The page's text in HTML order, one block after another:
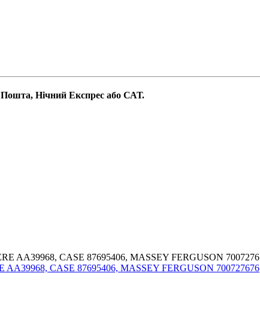
Пошта, Нічний Експрес або САТ.
CASE 87695406, MASSEY FERGUSON 700727676